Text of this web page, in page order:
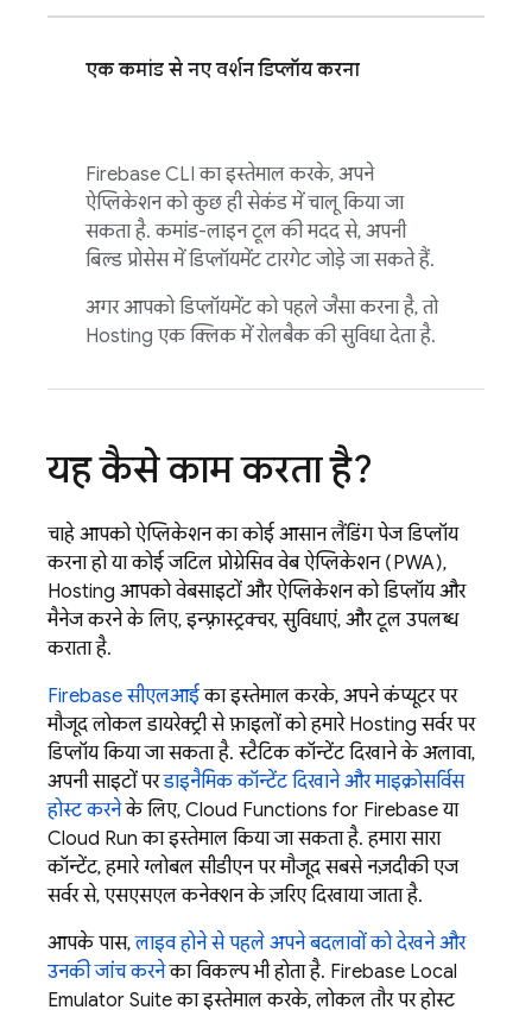
एक कमांड से नए वर्शन डिप्लॉय करना
Firebase CLI का इस्तेमाल करके, अपने
ऐप्लिकेशन को कुछ ही सेकंड में चालू किया जा
सकता है. कमांड-लाइन टूल की मदद से, अपनी
बिल्ड प्रोसेस में डिप्लॉयमेंट टारगेट जोड़े जा सकते हैं.
अगर आपको डिप्लॉयमेंट को पहले जैसा करना है, तो
Hosting एक क्लिक में रोलबैक की सुविधा देता है.
यह कैसे काम करता है?
चाहे आपको ऐप्लिकेशन का कोई आसान लैंडिंग पेज डिप्लॉय
करना हो या कोई जटिल प्रोग्रेसिव वेब ऐप्लिकेशन (PWA),
Hosting आपको वेबसाइटों और ऐप्लिकेशन को डिप्लॉय और
मैनेज करने के लिए, इन्फ़्रास्ट्रक्चर, सुविधाएं, और टूल उपलब्ध
कराता है.
Firebaseसीएलआईका इस्तेमाल करके, अपने कंप्यूटर पर
मौजूद लोकल डायरेक्ट्री से फ़ाइलों को हमारे Hosting सर्वर पर
डिप्लॉय किया जा सकता है. स्टैटिक कॉन्टेंट दिखाने के अलावा,
अपनी साइटों परडाइनैमिक कॉन्टेंट दिखाने और माइक्रोसर्विस
होस्ट करनेके लिए, Cloud Functions for Firebaseया
Cloud Run का इस्तेमाल किया जा सकता है. हमारा सारा
कॉन्टेंट, हमारे ग्लोबल सीडीएन पर मौजूद सबसे नज़दीकी एज
सर्वर से, एसएसएल कनेक्शन के ज़रिए दिखाया जाता है.
आपके पास,लाइव होने से पहले अपने बदलावों को देखने और
उनकी जांच करनेका विकल्प भी होता है. Firebase Local
Emulator Suiteका इस्तेमाल करके, लोकल तौर पर होस्ट